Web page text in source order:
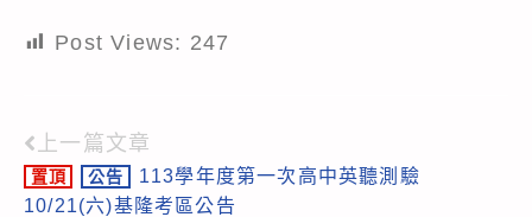
Post Views: 247
Read
more
上一篇文章
置頂 公告
113學年度第一次高中英聽測驗
10/21(六)基隆考區公告